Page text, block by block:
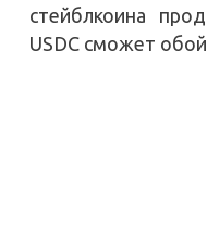
стейблкоина
USDC сможет